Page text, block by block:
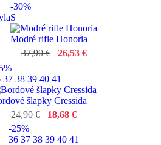
-30%
S
Modré rifle Honoria
37,90 €
26,53 €
37 38 39 40 41
šlapky Cressida
24,90 €
18,68 €
-25%
36 37 38 39 40 41